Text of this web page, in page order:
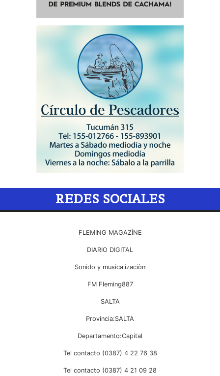
REDES SOCIALES
FLEMING MAGAZÌNE
DIARIO DIGITAL
Sonido y musicalizaciòn
FM Fleming887
SALTA
Provincia:SALTA
Departamento:Capital
Tel contacto (0387) 4 22 76 38
Tel contacto (0387) 4 21 09 28